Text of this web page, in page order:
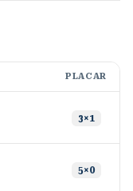
PLACAR
3×1
5×0